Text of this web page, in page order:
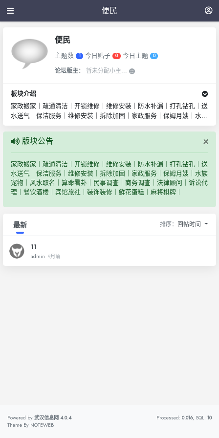
便民
便民
主题数 1 今日贴子 0 今日主题 0
论坛版主： 暂未分配小主...
板块介绍
家政搬家｜疏通清洁｜开锁维修｜维修安装｜防水补漏｜打孔钻孔｜送
水送气｜保洁服务｜维修安装｜拆除加固｜家政服务｜保姆月嫂｜水族
宠物｜风水取名｜算命看卦｜民事调查｜商务调查｜法律顾问｜诉讼代
理｜餐饮酒楼｜宾馆旅社｜装饰装修｜鲜花蛋糕｜麻将棋牌｜
×
版块公告
家政搬家｜疏通清洁｜开锁维修｜维修安装｜防水补漏｜打孔钻孔｜送
水送气｜保洁服务｜维修安装｜拆除加固｜家政服务｜保姆月嫂｜水族
宠物｜风水取名｜算命看卦｜民事调查｜商务调查｜法律顾问｜诉讼代
理｜餐饮酒楼｜宾馆旅社｜装饰装修｜鲜花蛋糕｜麻将棋牌｜
最新 排序： 回帖时间
11
admin 9月前
Powered by 武汉信息网 4.0.4
Theme By NOTEWEB
Processed: 0.016, SQL: 10